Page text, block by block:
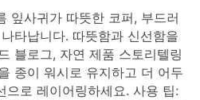
잎사귀가 따뜻한 코퍼, 부드러
타납니다. 따뜻함과 신선함을
블로그, 자연 제품 스토리텔링
종이 워시로 유지하고 더 어두
으로 레이어링하세요. 사용 팁: